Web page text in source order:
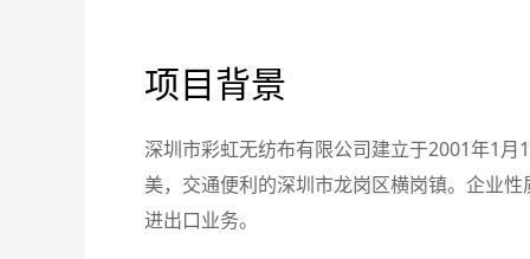
项目背景
深圳市彩虹无纺布有限公司建立于2001年1月
美，交通便利的深圳市龙岗区横岗镇。企业
进出口业务。